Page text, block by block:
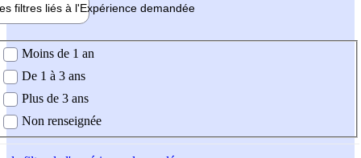
filtres liés à l'Expérience demandée
demandée
Moins de 1 an
De 1 à 3 ans
Plus de 3 ans
Non renseignée